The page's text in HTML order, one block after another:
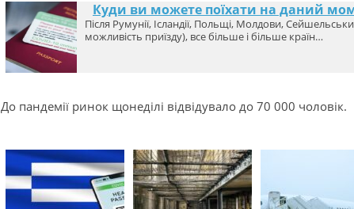
Куди ви можете поїхати на даний
Після Румунії, Ісландії, Польщі, Молдови,
можливість приїзду), все більше і більше країн…
До пандемії ринок щонеділі відвідувало до 70 000 чоловік.